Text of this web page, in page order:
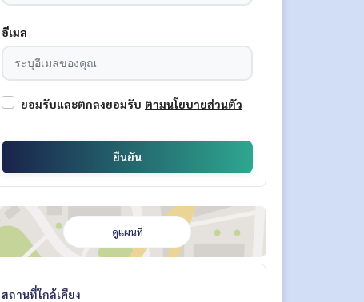
อีเมล
ยอมรับและตกลงยอมรับ ตามนโยบายส่วนตัว
ยืนยัน
ดูแผนที่
สถานที่ใกล้เคียง